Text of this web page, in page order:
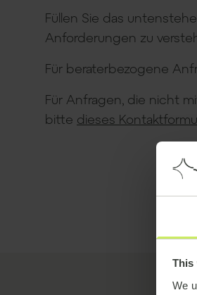
This
We
Füllen Sie das
Anforderungen zu
Für berater­bezogene
Für Anfragen, die nicht
bitte dieses